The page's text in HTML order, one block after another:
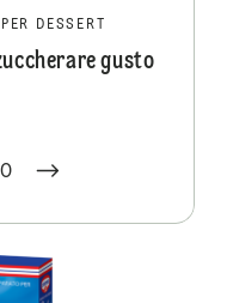
DESSERT
gusto